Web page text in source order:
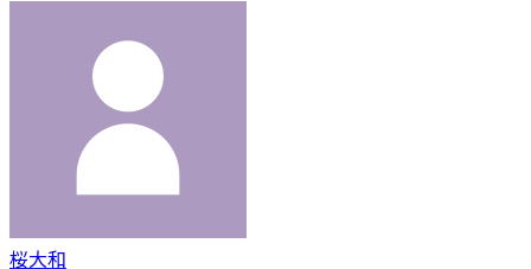
桜大和